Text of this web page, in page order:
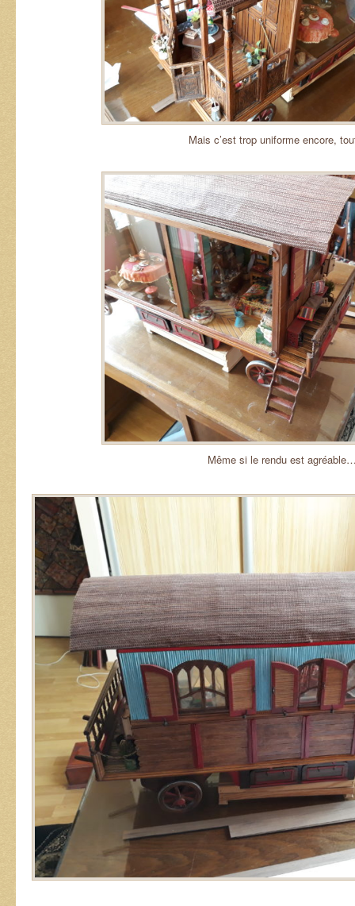
Mais c’est trop uniforme encore,
Même si le rendu est